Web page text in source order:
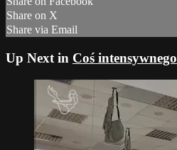
Share on X
Share via Email
Up Next in Coś intensywnego